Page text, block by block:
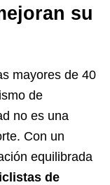
su
mayores de 40
de
no es una
Con un
equilibrada
de